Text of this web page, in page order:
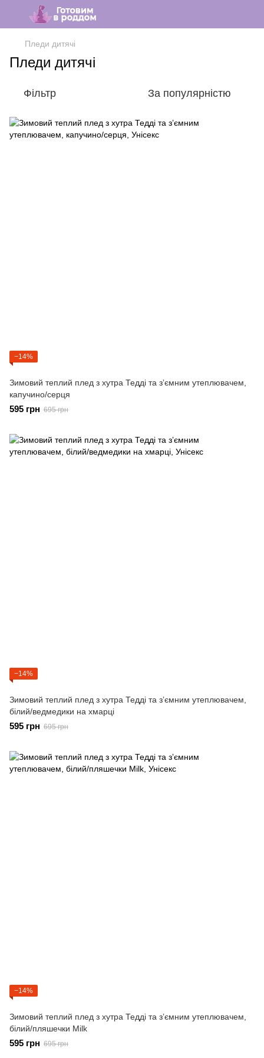
Пледи дитячі
Пледи дитячі
Фільтр За популярністю
−14%
Зимовий теплий плед з хутра Тедді та зʼємним утеплювачем,
капучино/серця
595 грн 695 грн
−14%
Зимовий теплий плед з хутра Тедді та зʼємним утеплювачем,
білий/ведмедики на хмарці
595 грн 695 грн
−14%
Зимовий теплий плед з хутра Тедді та зʼємним утеплювачем,
білий/пляшечки Milk
595 грн 695 грн